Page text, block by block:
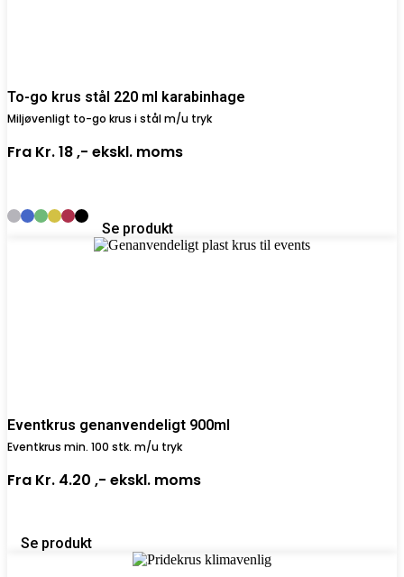
To-go krus stål 220 ml karabinhage
Miljøvenligt to-go krus i stål m/u tryk
Fra Kr. 18 ,- ekskl. moms
Se produkt
Eventkrus genanvendeligt 900ml
Eventkrus min. 100 stk. m/u tryk
Fra Kr. 4.20 ,- ekskl. moms
Se produkt